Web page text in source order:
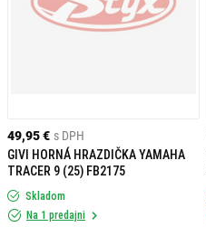
49,95 € s DPH
GIVI HORNÁ HRAZDIČKA YAMAHA
TRACER 9 (25) FB2175
Skladom
Na 1 predajni